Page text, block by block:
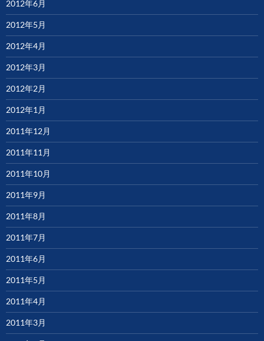
2012年6月
2012年5月
2012年4月
2012年3月
2012年2月
2012年1月
2011年12月
2011年11月
2011年10月
2011年9月
2011年8月
2011年7月
2011年6月
2011年5月
2011年4月
2011年3月